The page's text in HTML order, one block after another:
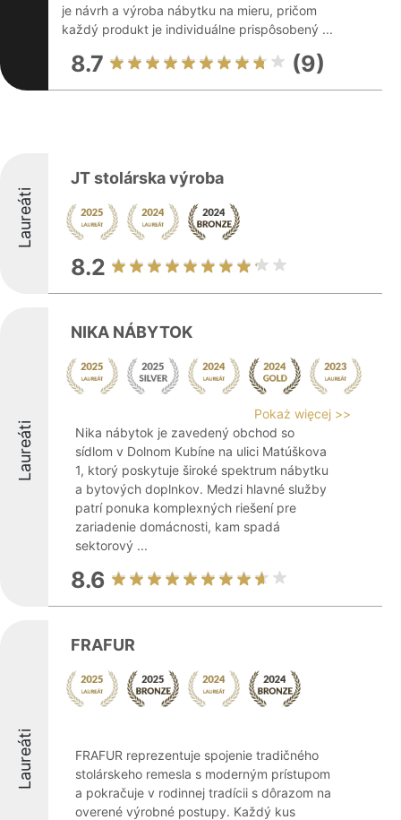
je návrh a výroba nábytku na mieru, pričom
každý produkt je individuálne prispôsobený ...
8.7 (9)
Laureáti
JT stolárska výroba
8.2
Laureáti
NIKA NÁBYTOK
Pokaż więcej >>
Nika nábytok je zavedený obchod so
sídlom v Dolnom Kubíne na ulici Matúškova
1, ktorý poskytuje široké spektrum nábytku
a bytových doplnkov. Medzi hlavné služby
patrí ponuka komplexných riešení pre
zariadenie domácnosti, kam spadá
sektorový ...
8.6
Laureáti
FRAFUR
FRAFUR reprezentuje spojenie tradičného
stolárskeho remesla s moderným prístupom
a pokračuje v rodinnej tradícii s dôrazom na
overené výrobné postupy. Každý kus